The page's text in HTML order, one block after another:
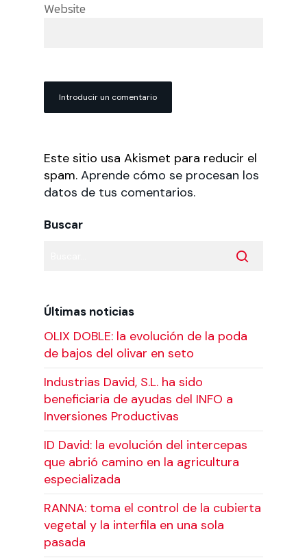
Website
Este sitio usa Akismet para reducir el
spam. Aprende cómo se procesan los
datos de tus comentarios.
Buscar
Últimas noticias
OLIX DOBLE: la evolución de la poda
de bajos del olivar en seto
Industrias David, S.L. ha sido
beneficiaria de ayudas del INFO a
Inversiones Productivas
ID David: la evolución del intercepas
que abrió camino en la agricultura
especializada
RANNA: toma el control de la cubierta
vegetal y la interfila en una sola
pasada